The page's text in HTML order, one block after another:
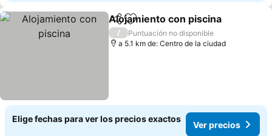
CompartirAgregar a favoritos
Alojamiento con piscina
/
Puntuación no disponible
a 5.1 km de: Centro de la ciudad
Elige fechas para ver los precios exactos
Ver precios